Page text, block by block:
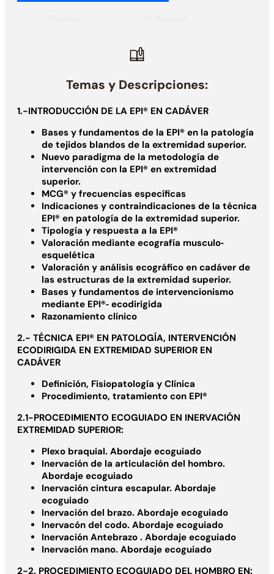
Temas y Descripciones:
1.-INTRODUCCIÓN DE LA EPI® EN CADÁVER
Bases y fundamentos de la EPI® en la patología
de tejidos blandos de la extremidad superior.
Nuevo paradigma de la metodología de
intervención con la EPI® en extremidad
superior.
MCG® y frecuencias específicas
Indicaciones y contraindicaciones de la técnica
EPI® en patología de la extremidad superior.
Tipología y respuesta a la EPI®
Valoración mediante ecografía musculo‐
esquelética
Valoración y análisis ecográfico en cadáver de
las estructuras de la extremidad superior.
Bases y fundamentos de intervencionismo
mediante EPI®‐ ecodirigida
Razonamiento clínico
2.- TÉCNICA EPI® EN PATOLOGÍA, INTERVENCIÓN
ECODIRIGIDA EN EXTREMIDAD SUPERIOR EN
CADÁVER
Definición, Fisiopatología y Clínica
Procedimiento, tratamiento con EPI®
2.1-PROCEDIMIENTO ECOGUIADO EN INERVACIÓN
EXTREMIDAD SUPERIOR:
Plexo braquial. Abordaje ecoguiado
Inervación de la articulación del hombro.
Abordaje ecoguiado
Inervación cintura escapular. Abordaje
ecoguiado
Inervación del brazo. Abordaje ecoguiado
Inervacón del codo. Abordaje ecoguiado
Inervación Antebrazo . Abordaje ecoguiado
Inervación mano. Abordaje ecoguiado
2-2. PROCEDIMIENTO ECOGUIADO DEL HOMBRO EN: